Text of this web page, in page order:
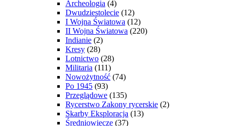
Archeologia (4)
Dwudziestolecie (12)
I Wojna Światowa (12)
II Wojna Światowa (220)
Indianie (2)
Kresy (28)
Lotnictwo (28)
Militaria (111)
Nowożytność (74)
Po 1945 (93)
Przeglądowe (135)
Rycerstwo Zakony rycerskie (2)
Skarby Eksploracja (13)
Średniowiecze (37)